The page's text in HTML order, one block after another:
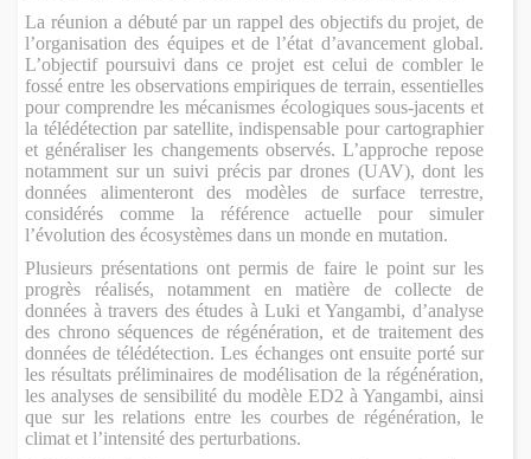
La réunion a débuté par un rappel des objectifs du projet, de
l’organisation des équipes et de l’état d’avancement global.
L’objectif poursuivi dans ce projet est celui de combler le
fossé entre les observations empiriques de terrain, essentielles
pour comprendre les mécanismes écologiques sous-jacents et
la télédétection par satellite, indispensable pour cartographier
et généraliser les changements observés. L’approche repose
notamment sur un suivi précis par drones (UAV), dont les
données alimenteront des modèles de surface terrestre,
considérés comme la référence actuelle pour simuler
l’évolution des écosystèmes dans un monde en mutation.
Plusieurs présentations ont permis de faire le point sur les
progrès réalisés, notamment en matière de collecte de
données à travers des études à Luki et Yangambi, d’analyse
des chrono séquences de régénération, et de traitement des
données de télédétection. Les échanges ont ensuite porté sur
les résultats préliminaires de modélisation de la régénération,
les analyses de sensibilité du modèle ED2 à Yangambi, ainsi
que sur les relations entre les courbes de régénération, le
climat et l’intensité des perturbations.